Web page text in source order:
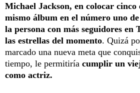
Michael Jackson, en colocar cinco
mismo álbum en el número uno
la persona con más seguidores en
las estrellas del momento. Quizá
marcado una nueva meta que
tiempo, le permitiría cumplir un
como actriz.